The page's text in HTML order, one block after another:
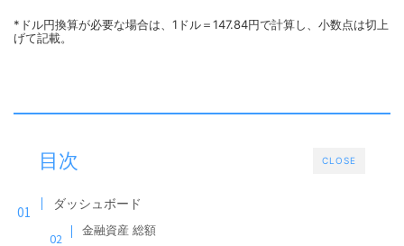
*ドル円換算が必要な場合は、1ドル＝147.84円で計算し、小数点は切上
げて記載。
CLOSE
目次
ダッシュボード
金融資産 総額